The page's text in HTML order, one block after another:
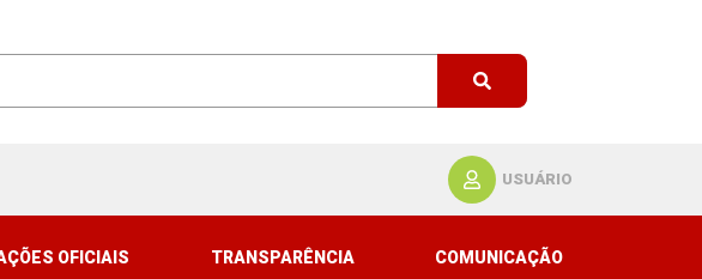
USUÁRIO
OFICIAIS TRANSPARÊNCIA COMUNICAÇÃO